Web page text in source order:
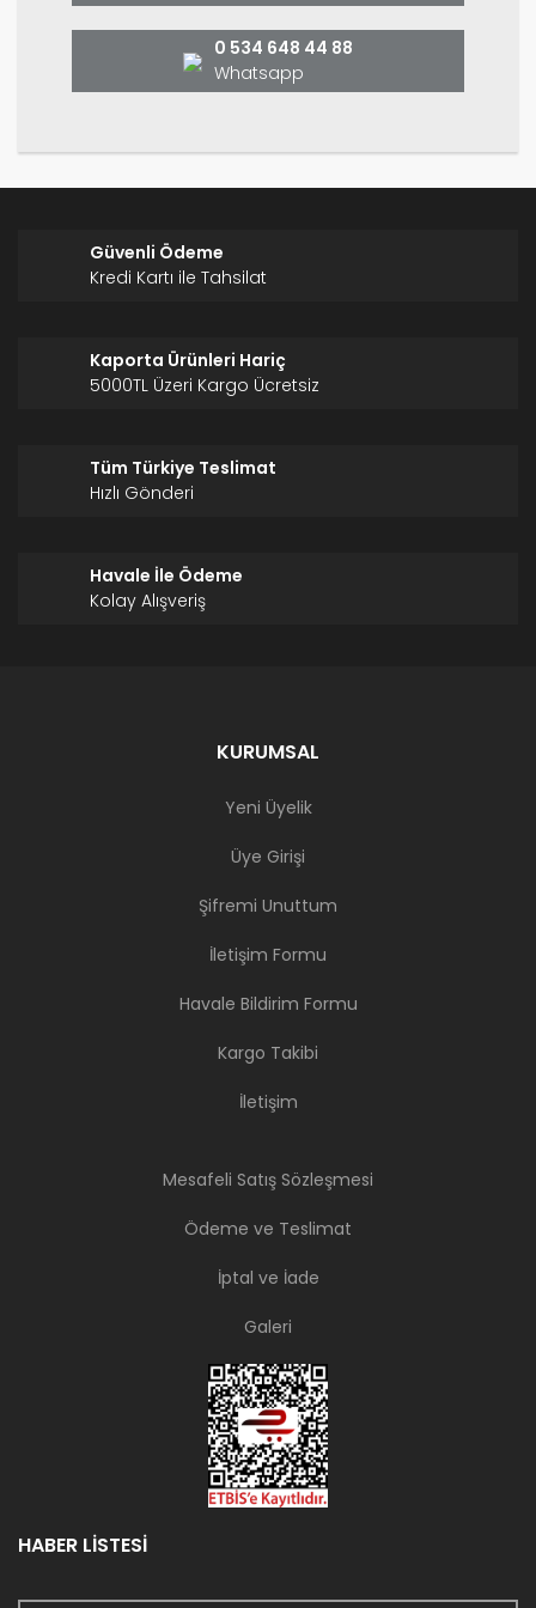
0 534 648 44 88
Whatsapp
Güvenli Ödeme
Kredi Kartı ile Tahsilat
Kaporta Ürünleri Hariç
5000TL Üzeri Kargo Ücretsiz
Tüm Türkiye Teslimat
Hızlı Gönderi
Havale İle Ödeme
Kolay Alışveriş
KURUMSAL
Yeni Üyelik
Üye Girişi
Şifremi Unuttum
İletişim Formu
Havale Bildirim Formu
Kargo Takibi
İletişim
Mesafeli Satış Sözleşmesi
Ödeme ve Teslimat
İptal ve İade
Galeri
HABER LİSTESİ